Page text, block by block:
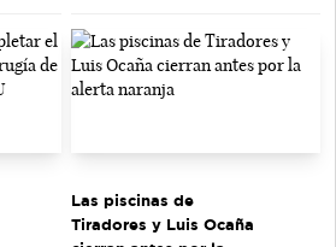
Las piscinas de
Tiradores y Luis Ocaña